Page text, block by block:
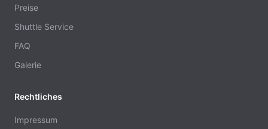
Preise
Shuttle Service
FAQ
Galerie
Rechtliches
Impressum